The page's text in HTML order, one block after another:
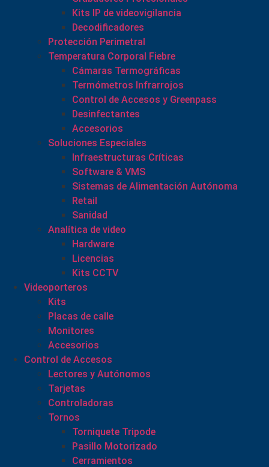
Kits IP de videovigilancia
Decodificadores
Protección Perimetral
Temperatura Corporal Fiebre
Cámaras Termográficas
Termómetros Infrarrojos
Control de Accesos y Greenpass
Desinfectantes
Accesorios
Soluciones Especiales
Infraestructuras Críticas
Software & VMS
Sistemas de Alimentación Autónoma
Retail
Sanidad
Analítica de video
Hardware
Licencias
Kits CCTV
Videoporteros
Kits
Placas de calle
Monitores
Accesorios
Control de Accesos
Lectores y Autónomos
Tarjetas
Controladoras
Tornos
Torniquete Tripode
Pasillo Motorizado
Cerramientos